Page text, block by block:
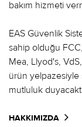
bakım hizmeti
EAS Güvenlik
sahip olduğu
Mea, Llyod's,
ürün
mutluluk
HAKKIMIZDA